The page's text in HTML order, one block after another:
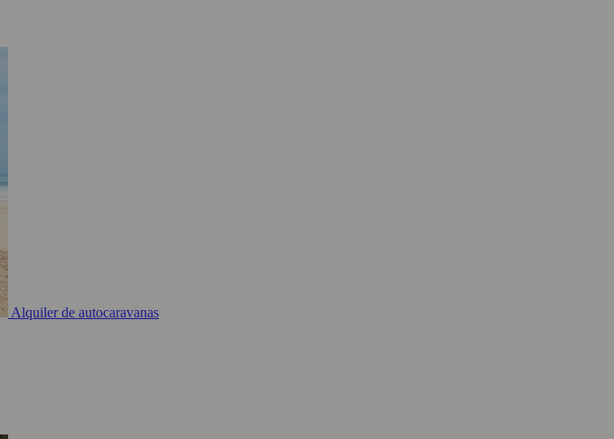
Alquiler de autocaravanas